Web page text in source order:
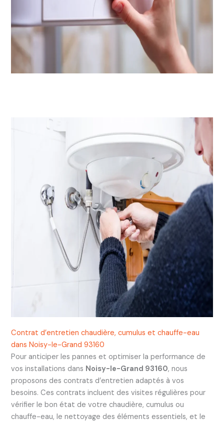
Contrat d’entretien chaudière, cumulus et chauffe-eau
dans Noisy-le-Grand 93160
Pour anticiper les pannes et optimiser la performance de
vos installations dans Noisy-le-Grand 93160, nous
proposons des contrats d’entretien adaptés à vos
besoins. Ces contrats incluent des visites régulières pour
vérifier le bon état de votre chaudière, cumulus ou
chauffe-eau, le nettoyage des éléments essentiels, et le